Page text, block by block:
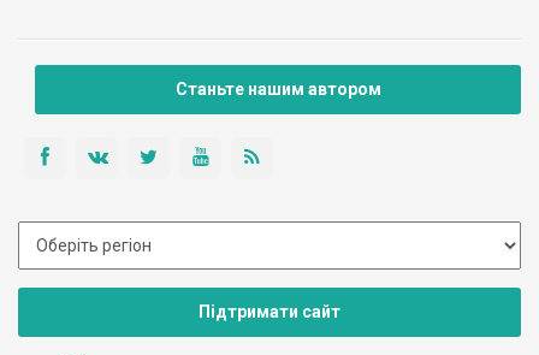
Станьте нашим автором
Підтримати сайт